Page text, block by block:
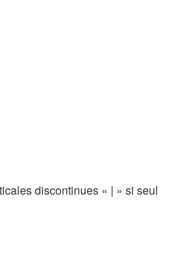
discontinues « | » si seul